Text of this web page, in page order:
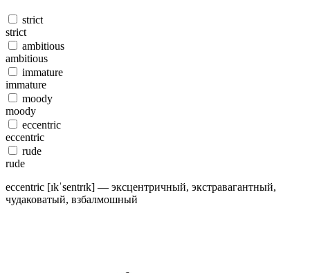
strict
strict
ambitious
ambitious
immature
immature
moody
moody
eccentric
eccentric
rude
rude
eccentric [ɪkˈsentrɪk] — эксцентричный, экстравагантный,
чудаковатый, взбалмошный